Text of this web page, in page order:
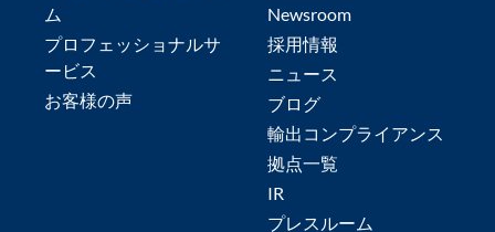
ム
プロフェッショナルサ
ービス
お客様の声
Newsroom
採用情報
ニュース
ブログ
輸出コンプライアンス
拠点一覧
IR
プレスルーム